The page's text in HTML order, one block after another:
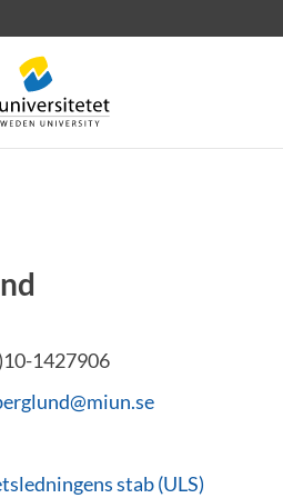
1427906
stab (ULS)